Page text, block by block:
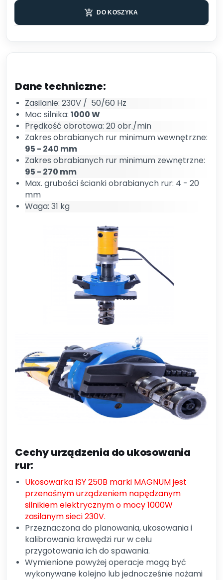
DO KOSZYKA
Dane techniczne:
Zasilanie: 230V / 50/60 Hz
Moc silnika: 1000 W
Prędkość obrotowa: 20 obr./min
Zakres obrabianych rur minimum wewnętrzne:
95 - 240 mm
Zakres obrabianych rur minimum zewnętrzne:
95 - 270 mm
Max. grubości ścianki obrabianych rur: 4 - 20
mm
Waga: 31 kg
Cechy urządzenia do ukosowania
rur:
Ukosowarka ISY 250B marki MAGNUM jest
przenośnym urządzeniem napędzanym
silnikiem elektrycznym o mocy 1000W
zasilanym sieci 230V.
Przeznaczona do planowania, ukosowania i
kalibrowania krawędzi rur w celu
przygotowania ich do spawania.
Wymienione powyżej operacje mogą być
wykonywane kolejno lub jednocześnie nożami